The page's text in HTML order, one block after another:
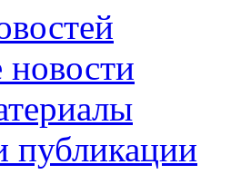
новости
публикации